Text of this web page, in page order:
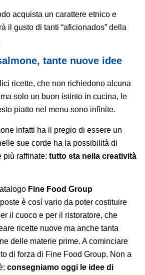
acquista un carattere etnico e
il gusto di tanti “aficionados” della
tante nuove idee
ricette, che non richiedono alcuna
solo un buon istinto in cucina, le
piatto nel menu sono infinite.
infatti ha il pregio di essere un
sue corde ha la possibilità di
più raffinate: tutto sta nella creatività
Fine Food Group
è così vario da poter costituire
il cuoco e per il ristoratore, che
ricette nuove ma anche tanta
delle materie prime. A cominciare
di forza di Fine Food Group. Non a
consegniamo oggi le idee di